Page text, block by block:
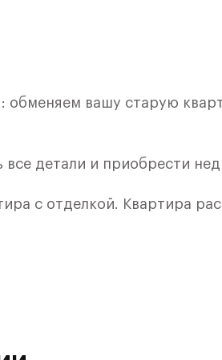
обменяем вашу старую
все детали и приобрести
с отделкой. Квартира